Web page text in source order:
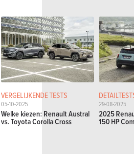
VERGELIJKENDE TESTS
05-10-2025
Welke kiezen: Renault Austral
vs. Toyota Corolla Cross
29-08-2025
2025
150 HP